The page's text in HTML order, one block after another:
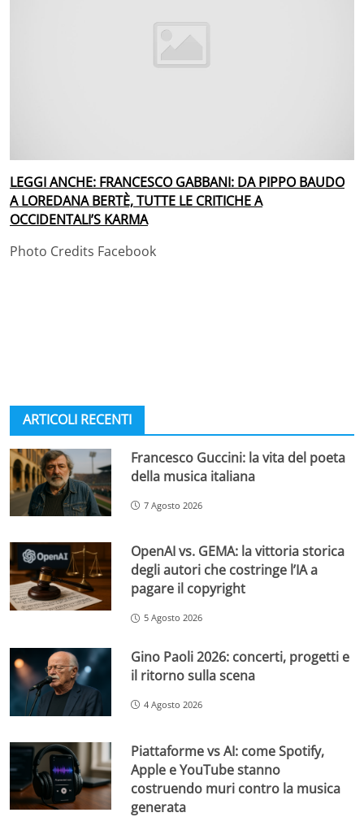
LEGGI ANCHE: FRANCESCO GABBANI: DA PIPPO BAUDO
A LOREDANA BERTÈ, TUTTE LE CRITICHE A
OCCIDENTALI’S KARMA
Photo Credits Facebook
ARTICOLI RECENTI
Francesco Guccini: la vita del poeta
della musica italiana
7 Agosto 2026
OpenAI vs. GEMA: la vittoria storica
degli autori che costringe l’IA a
pagare il copyright
5 Agosto 2026
Gino Paoli 2026: concerti, progetti e
il ritorno sulla scena
4 Agosto 2026
Piattaforme vs AI: come Spotify,
Apple e YouTube stanno
costruendo muri contro la musica
generata